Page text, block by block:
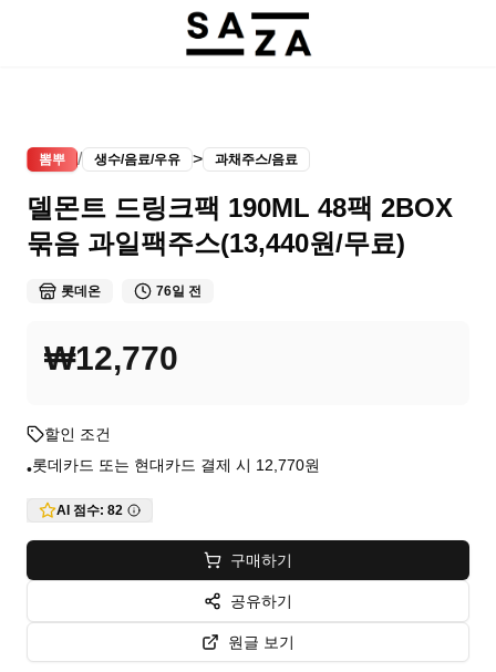
뽐뿌 / 생수/음료/우유 > 과채주스/음료
델몬트 드링크팩 190ML 48팩 2BOX
묶음 과일팩주스(13,440원/무료)
롯데온 76일 전
₩12,770
할인 조건
•롯데카드 또는 현대카드 결제 시 12,770원
AI 점수: 82
구매하기
공유하기
원글 보기